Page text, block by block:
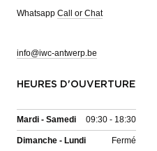
Whatsapp Call or Chat
info@iwc-antwerp.be
HEURES D'OUVERTURE
Mardi - Samedi 09:30 - 18:30
Dimanche - Lundi Fermé